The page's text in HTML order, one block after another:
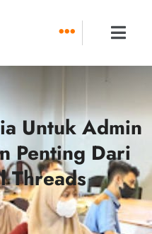
Untuk Admin
Penting Dari
Threads